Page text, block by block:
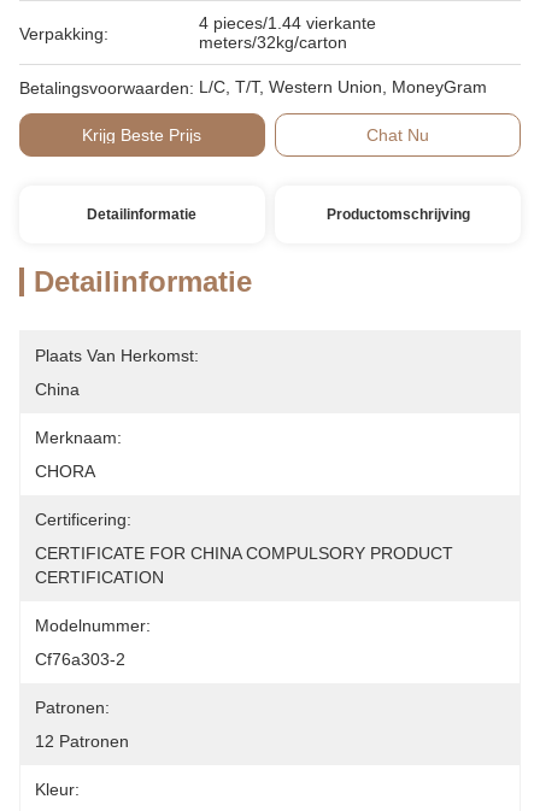
Verpakking:
4 pieces/1.44 vierkante
meters/32kg/carton
Betalingsvoorwaarden: L/C, T/T, Western Union, MoneyGram
Krijg Beste Prijs Chat Nu
Detailinformatie Productomschrijving
Detailinformatie
Plaats Van Herkomst:
China
Merknaam:
CHORA
Certificering:
CERTIFICATE FOR CHINA COMPULSORY PRODUCT
CERTIFICATION
Modelnummer:
Cf76a303-2
Patronen:
12 Patronen
Kleur: